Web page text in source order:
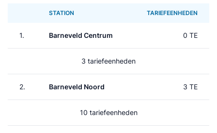
STATION TARIEFEENHEDEN
1. Barneveld Centrum 0 TE
3 tariefeenheden
2. Barneveld Noord 3 TE
10 tariefeenheden